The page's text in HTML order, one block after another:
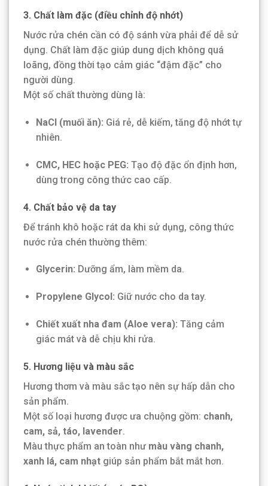
3. Chất làm đặc (điều chỉnh độ nhớt)
Nước rửa chén cần có độ sánh vừa phải để dễ sử
dụng. Chất làm đặc giúp dung dịch không quá
loãng, đồng thời tạo cảm giác “đậm đặc” cho
người dùng.
Một số chất thường dùng là:
NaCl (muối ăn): Giá rẻ, dễ kiếm, tăng độ nhớt tự
nhiên.
CMC, HEC hoặc PEG: Tạo độ đặc ổn định hơn,
dùng trong công thức cao cấp.
4. Chất bảo vệ da tay
Để tránh khô hoặc rát da khi sử dụng, công thức
nước rửa chén thường thêm:
Glycerin: Dưỡng ẩm, làm mềm da.
Propylene Glycol: Giữ nước cho da tay.
Chiết xuất nha đam (Aloe vera): Tăng cảm
giác mát và dễ chịu khi rửa.
5. Hương liệu và màu sắc
Hương thơm và màu sắc tạo nên sự hấp dẫn cho
sản phẩm.
Một số loại hương được ưa chuộng gồm: chanh,
cam, sả, táo, lavender.
Màu thực phẩm an toàn như màu vàng chanh,
xanh lá, cam nhạt giúp sản phẩm bắt mắt hơn.